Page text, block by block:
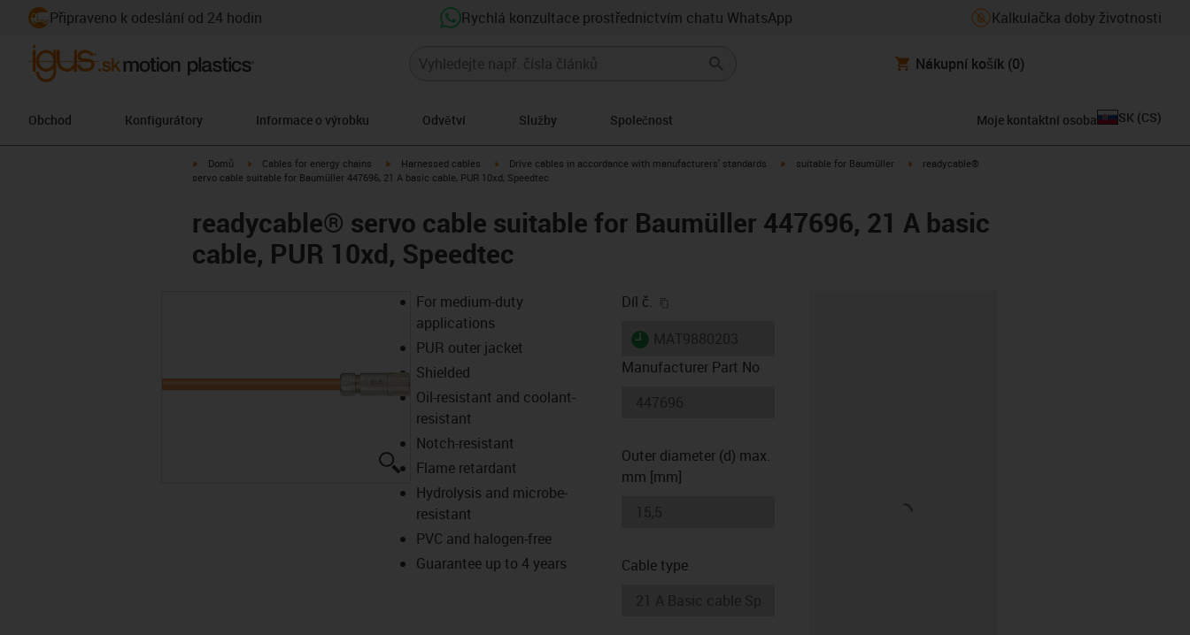
Připraveno k odeslání od 24 hodin Rychlá konzultace prostřednictvím chatu WhatsApp Kalkulačka doby životnosti
Nákupní košík (0)
Obchod Konfigurátory Informace o výrobku Odvětví Služby Společnost Moje kontaktní osoba SK (CS)
igus-icon-arrow-right
Domů igus-icon-arrow-right
Cables for energy chains igus-icon-arrow-right
Harnessed cables igus-icon-arrow-right
Drive cables in accordance with manufacturers' standards igus-icon-arrow-right
suitable for Baumüller igus-icon-arrow-right
readycable®
servo cable suitable for Baumüller 447696, 21 A basic cable, PUR 10xd, Speedtec
readycable® servo cable suitable for Baumüller 447696, 21 A basic
cable, PUR 10xd, Speedtec
igus-icon-lupe
For medium-duty
applications
PUR outer jacket
Shielded
Oil-resistant and coolant-
resistant
Notch-resistant
Flame retardant
Hydrolysis and microbe-
resistant
PVC and halogen-free
Guarantee up to 4 years
Díl č.
igus-icon-lieferzeit
Manufacturer Part No
Outer diameter (d) max.
mm [mm]
Cable type